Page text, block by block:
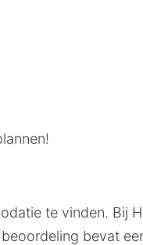
te vinden. Bij
bevat